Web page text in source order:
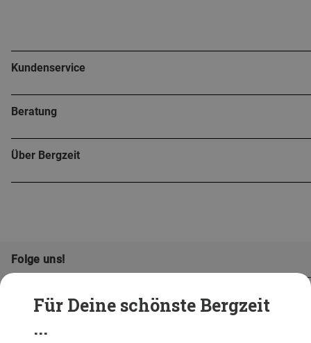
Für Deine schönste Bergzeit
...
Kundenservice
Beratung
Über Bergzeit
Folge uns!